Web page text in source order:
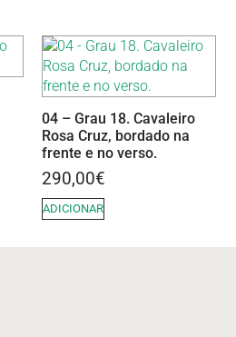
04 – Grau 18. Cavaleiro
Rosa Cruz, bordado na
frente e no verso.
290,00€
ADICIONAR